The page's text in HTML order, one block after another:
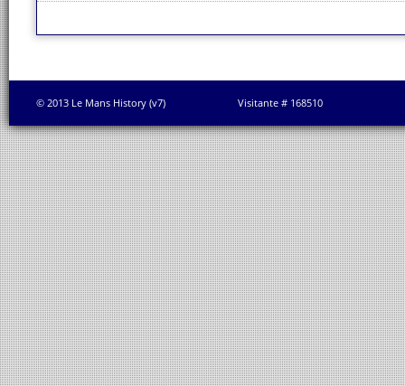
© 2013 Le Mans History (v7) Visitante # 168510